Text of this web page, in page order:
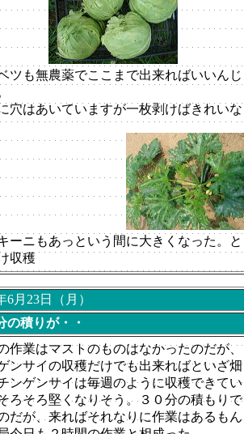
ツも無農薬でここまで出来ればいいん
穴はあいていますが一枚剥けばきれい
ーニもあっという間に大きくなった。
収穫
6月23日（月）
の積りが・・
作業はマストのものはなかったのだが、
ンサイの収穫だけでも出来ればといざ畑
ンゲンサイは毎週のように収穫できてい
ろそろ堅くなりそう。３０分の積もりで
だが、来ればそれなりに作業はあるもん